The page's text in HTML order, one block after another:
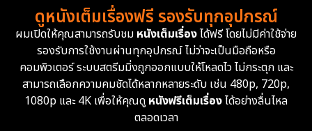
Dystopian 16
Emotional 61
Epic มหากาพย์ 213
ดูหนังเต็มเรื่องฟรี รองรับทุกอุปกรณ์
ผมเปิดให้คุณสามารถรับชม หนังเต็มเรื่องได้ฟรี โดยไม่มีค่าใช้จ่าย
รองรับการใช้งานผ่านทุกอุปกรณ์ ไม่ว่าจะเป็นมือถือหรือ
คอมพิวเตอร์ ระบบสตรีมมิ่งถูกออกแบบให้โหลดไว ไม่กระตุก และ
สามารถเลือกความคมชัดได้หลากหลายระดับ เช่น 480p, 720p,
1080p และ 4K เพื่อให้คุณดูหนังฟรีเต็มเรื่องได้อย่างลื่นไหล
ตลอดเวลา